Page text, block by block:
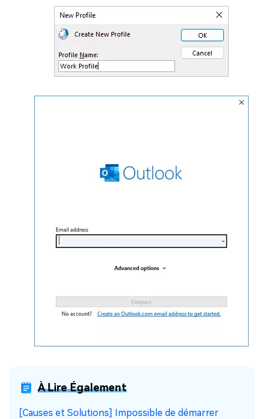
À Lire Également
[Causes et Solutions] Impossible de démarrer